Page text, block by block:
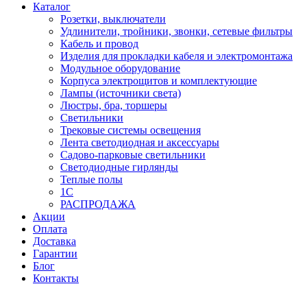
Каталог
Розетки, выключатели
Удлинители, тройники, звонки, сетевые фильтры
Кабель и провод
Изделия для прокладки кабеля и электромонтажа
Модульное оборудование
Корпуса электрощитов и комплектующие
Лампы (источники света)
Люстры, бра, торшеры
Светильники
Трековые системы освещения
Лента светодиодная и аксессуары
Садово-парковые светильники
Светодиодные гирлянды
Теплые полы
1С
РАСПРОДАЖА
Акции
Оплата
Доставка
Гарантии
Блог
Контакты